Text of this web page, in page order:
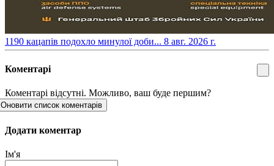
​1190 кацапів подохло минулої доби... 8 авг. 2026 г.
Коментарі
Коментарі відсутні. Можливо, ваш буде першим?
Оновити список коментарів
Додати коментар
Ім'я